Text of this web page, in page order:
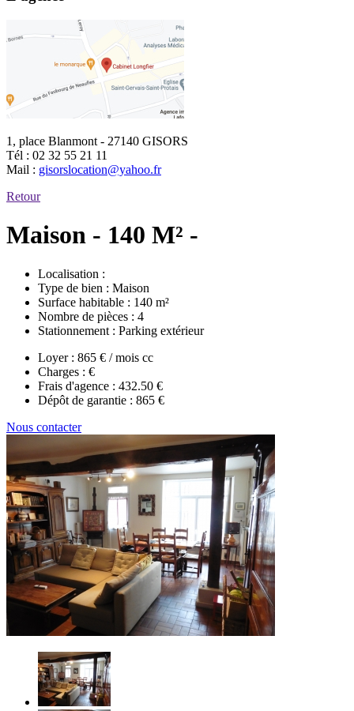
1, place Blanmont - 27140 GISORS
Tél : 02 32 55 21 11
Mail : gisorslocation@yahoo.fr
Retour
Maison - 140 M² -
Localisation :
Type de bien : Maison
Surface habitable : 140 m²
Nombre de pièces : 4
Stationnement : Parking extérieur
Loyer : 865 € / mois cc
Charges : €
Frais d'agence : 432.50 €
Dépôt de garantie : 865 €
Nous contacter